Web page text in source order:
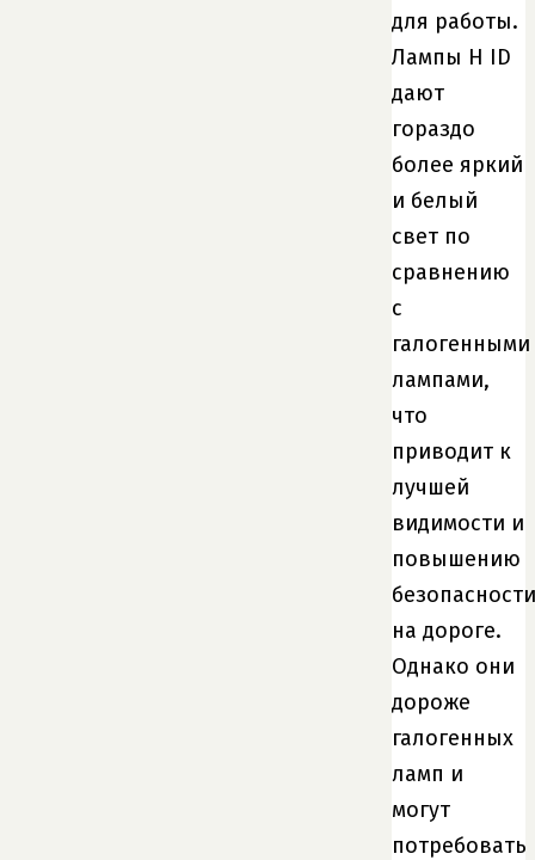
для работы.
Лампы H ID
дают
гораздо
более яркий
и белый
свет по
сравнению
с
галогенными
лампами,
что
приводит к
лучшей
видимости и
повышению
безопасности
на дороге.
Однако они
дороже
галогенных
ламп и
могут
потребовать